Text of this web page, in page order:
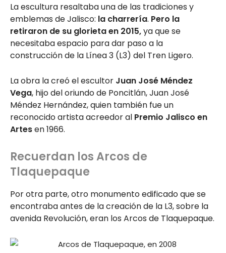
La escultura resaltaba una de las tradiciones y
emblemas de Jalisco: la charrería. Pero la
retiraron de su glorieta en 2015,ya que se
necesitaba espacio para dar paso a la
construcción de la Línea 3 (L3) del Tren Ligero.
La obra la creó el escultor Juan José Méndez
Vega, hijo del oriundo de Poncitlán, Juan José
Méndez Hernández, quien también fue un
reconocido artista acreedor al Premio Jalisco en
Artesen 1966.
Recuerdan los Arcos de
Tlaquepaque
Por otra parte, otro monumento edificado que se
encontraba antes de la creación de la L3, sobre la
avenida Revolución, eran los Arcos de Tlaquepaque.